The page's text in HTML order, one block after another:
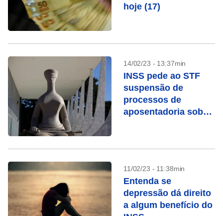
hoje (17)
14/02/23 - 13:37min
INSS pede ao STF
suspensão de
processos de
aposentadoria sob
11/02/23 - 11:38min
Entenda se
depressão dá direito
a algum benefício do